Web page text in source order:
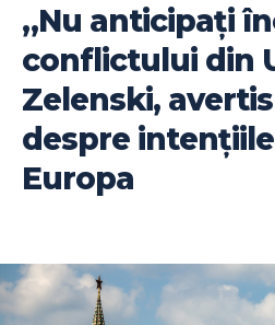
„Nu anticipați
conflictului din
Zelenski,
despre
Europa